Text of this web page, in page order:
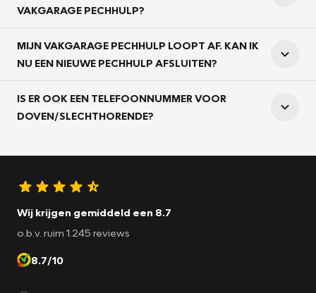
VAKGARAGE PECHHULP?
MIJN VAKGARAGE PECHHULP LOOPT AF. KAN IK
NU EEN NIEUWE PECHHULP AFSLUITEN?
IS ER OOK EEN TELEFOONNUMMER VOOR
DOVEN/SLECHTHORENDE?
Wij krijgen gemiddeld een 8.7
o.b.v. ruim 1.245 reviews
8.7/10